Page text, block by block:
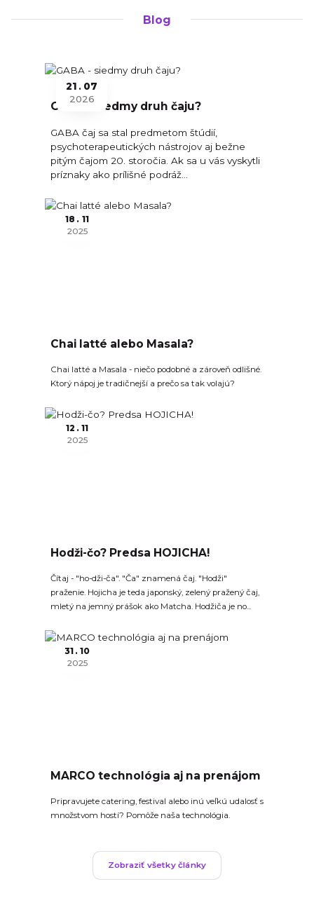
Blog
21
07
2026
GABA - siedmy druh čaju?
GABA čaj sa stal predmetom štúdií,
psychoterapeutických nástrojov aj bežne
pitým čajom 20. storočia. Ak sa u vás vyskytli
príznaky ako prílišné podráž...
18
11
2025
Chai latté alebo Masala?
Chai latté a Masala - niečo podobné a zároveň odlišné.
Ktorý nápoj je tradičnejší a prečo sa tak volajú?
12
11
2025
Hodži-čo? Predsa HOJICHA!
Čítaj - "ho-dži-ča". "Ča" znamená čaj. "Hodži"
praženie. Hojicha je teda japonský, zelený pražený čaj,
mletý na jemný prášok ako Matcha. Hodžiča je no...
31
10
2025
MARCO technológia aj na prenájom
Pripravujete catering, festival alebo inú veľkú udalosť s
množstvom hostí? Pomôže naša technológia.
Zobraziť všetky články